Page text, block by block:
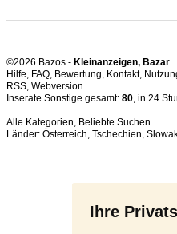
Ihre
©2026 Bazos - Kleinanzeigen, Bazar
Hilfe, FAQ, Bewertung, Kontakt,
RSS,
Inserate Sonstige gesamt: 80, in 24
Alle Kategorien, Beliebte Suchen
Länder: Österreich, Tschechien,